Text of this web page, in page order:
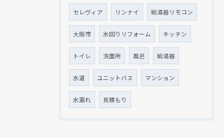
セレヴィア リンナイ 給湯器リモコン
大阪市 水回りリフォーム キッチン
トイレ 洗面所 風呂 給湯器
水道 ユニットバス マンション
水漏れ 見積もり